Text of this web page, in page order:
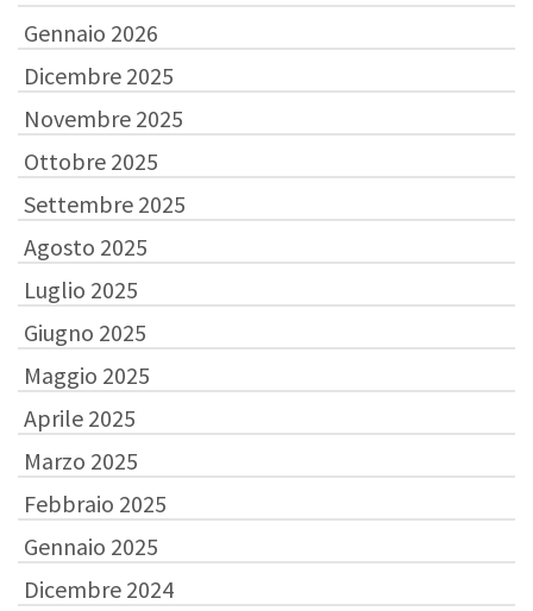
Gennaio 2026
Dicembre 2025
Novembre 2025
Ottobre 2025
Settembre 2025
Agosto 2025
Luglio 2025
Giugno 2025
Maggio 2025
Aprile 2025
Marzo 2025
Febbraio 2025
Gennaio 2025
Dicembre 2024